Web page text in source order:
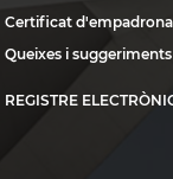
Queixes i suggeriments